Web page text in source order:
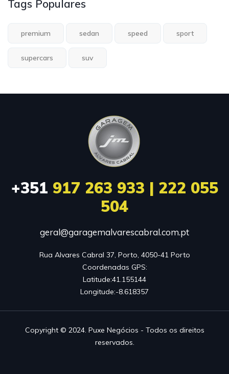
Tags Populares
premium sedan speed sport
supercars suv
+351 917 263 933 | 222 055
504
geral@garagemalvarescabral.com.pt
Rua Alvares Cabral 37, Porto, 4050-41 Porto
Coordenadas GPS:
Latitude:41.155144
Longitude:-8.618357
Copyright © 2024. Puxe Negócios - Todos os direitos
reservados.